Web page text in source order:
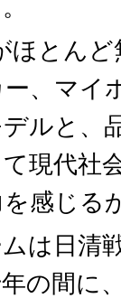
ほとん
、マイ
ルと、
現代社
感じる
は日清
の間に